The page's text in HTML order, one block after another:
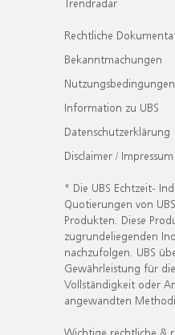
Rechtliche
Bekanntmachungen
Nutzungsbedingungen
Information zu UBS
Datenschutzerklärung
Disclaimer / Impressum
* Die UBS Echtzeit-
Quotierungen von
Produkten. Diese
zugrundeliegenden
nachzufolgen. UBS
Gewährleistung für
Vollständigkeit oder
angewandten